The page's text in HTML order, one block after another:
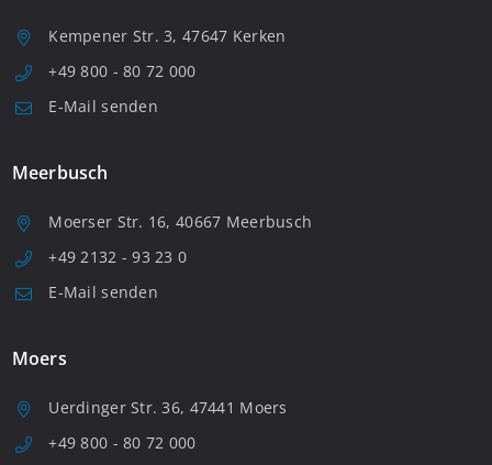
Kempener Str. 3, 47647 Kerken
+49 800 - 80 72 000
E-Mail senden
Meerbusch
Moerser Str. 16, 40667 Meerbusch
+49 2132 - 93 23 0
E-Mail senden
Moers
Uerdinger Str. 36, 47441 Moers
+49 800 - 80 72 000